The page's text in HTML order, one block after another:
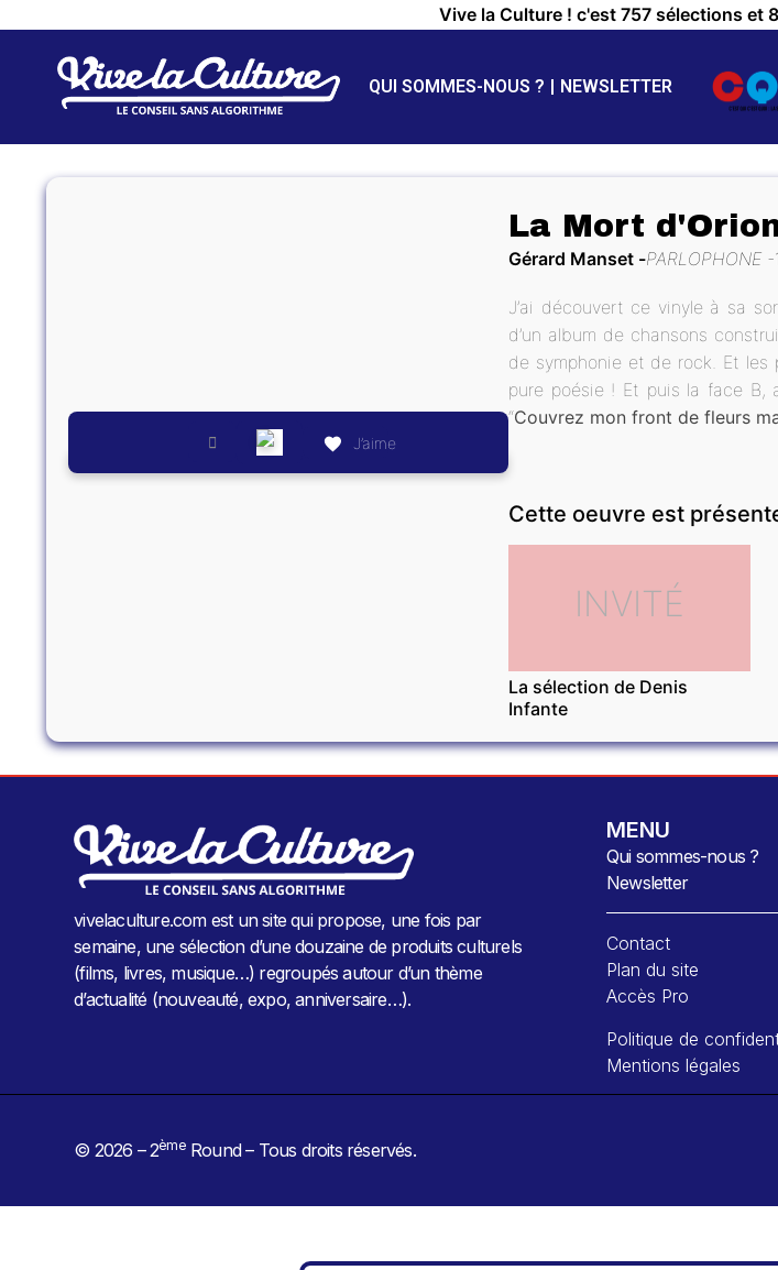
Vive la Culture ! c'est 757 sélections et
QUI SOMMES-NOUS ? NEWSLETTER
J’aime
La Mort
Gérard Manset PARLOPHONE
J’ai découvert ce vinyle à sa
d’un album de chansons
de symphonie et de rock. Et les
pure poésie ! Et puis la face B,
“Couvrez mon front de fleurs
Cette oeuvre est
INVITÉ
La sélection de Denis
Infante
vivelaculture.com est un site qui propose, une fois par
semaine, une sélection d’une douzaine de produits culturels
(films, livres, musique…) regroupés autour d’un thème
d’actualité (nouveauté, expo, anniversaire…).
MENU
Qui sommes-nous ?
Newsletter
Contact
Plan du site
Accès Pro
Politique de
Mentions légales
© 2026 – 2èmeRound – Tous droits réservés.